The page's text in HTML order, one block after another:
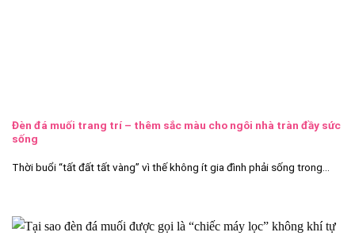
Đèn đá muối trang trí – thêm sắc màu cho ngôi nhà tràn đầy sức
sống
Thời buổi “tất đất tất vàng” vì thế không ít gia đình phải sống trong...